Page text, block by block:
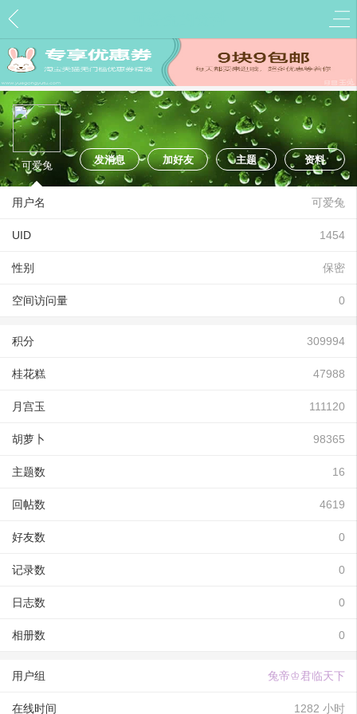
可爱兔 发消息 加好友 主题 资料
用户名 可爱兔
UID 1454
性别 保密
空间访问量 0
积分 309994
桂花糕 47988
月宫玉 111120
胡萝卜 98365
主题数 16
回帖数 4619
好友数 0
记录数 0
日志数 0
相册数 0
用户组 兔帝♔君临天下
在线时间 1282 小时